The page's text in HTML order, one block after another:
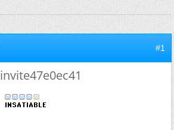
#1
invite47e0ec41